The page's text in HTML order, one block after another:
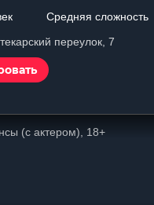
Средняя сложность
переулок, 7
(с актером), 18+